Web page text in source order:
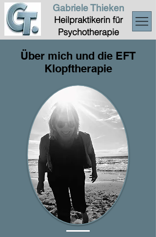
Gabriele Thieken
Heilpraktikerin für
Psychotherapie
Über mich und die EFT
Klopftherapie